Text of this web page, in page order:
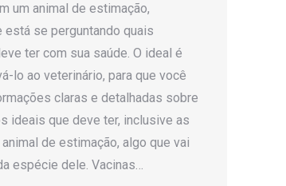
um animal de estimação,
está se perguntando quais
ter com sua saúde. O ideal é
lo ao veterinário, para que você
claras e detalhadas sobre
ideais que deve ter, inclusive as
de estimação, algo que vai
espécie dele. Vacinas…